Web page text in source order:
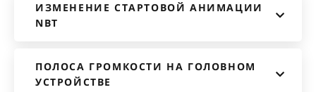
ИЗМЕНЕНИЕ СТАРТОВОЙ АНИМАЦИИ
NBT
ПОЛОСА ГРОМКОСТИ НА ГОЛОВНОМ
УСТРОЙСТВЕ